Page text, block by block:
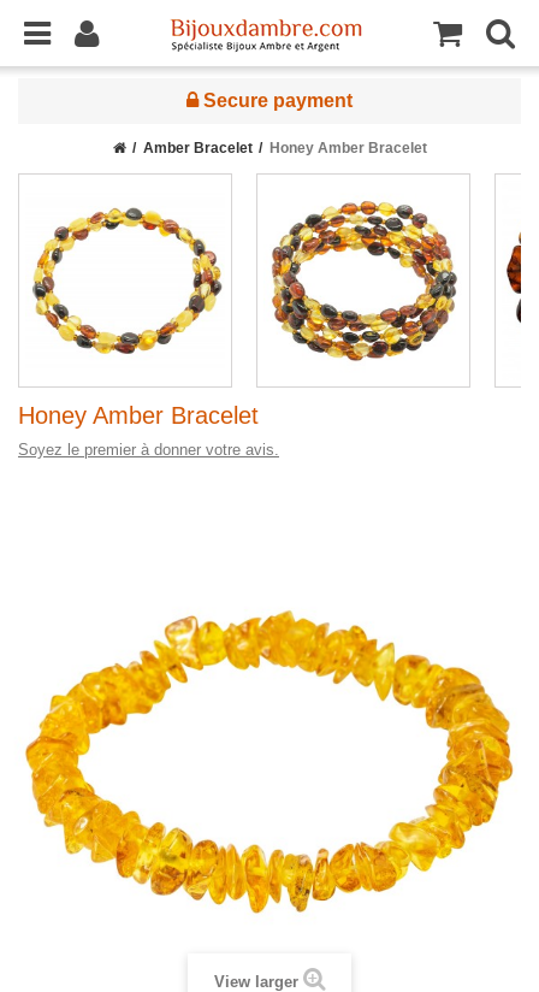
Secure payment
Amber Bracelet Honey Amber Bracelet
Honey Amber Bracelet
Soyez le premier à donner votre avis.
View larger